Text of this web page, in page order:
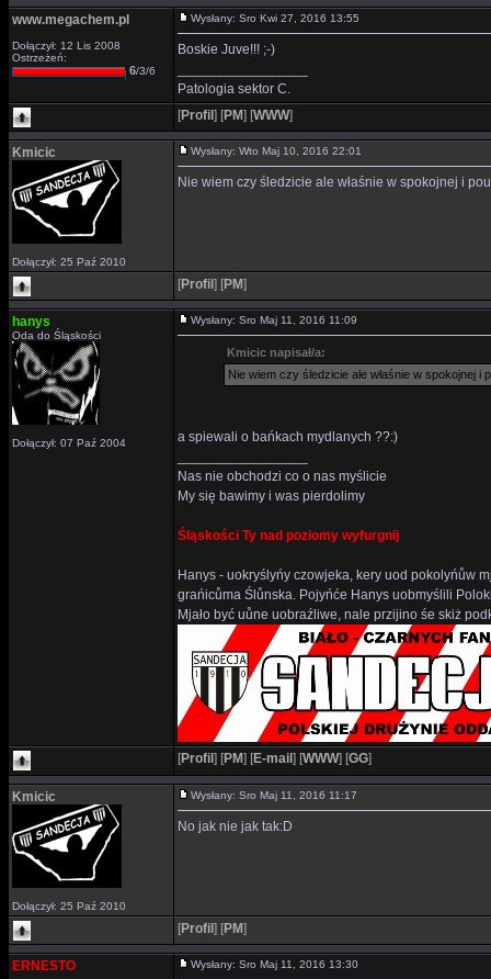
www.megachem.pl
Dołączył: 12 Lis 2008
Ostrzeżeń:
6/3/6
Wysłany: Sro Kwi 27, 2016 13:55
Boskie Juve!!! ;-)
Patologia sektor C.
[Profil ] [PM] [WWW]
Kmicic
Dołączył: 25 Paź 2010
Wysłany: Wto Maj 10, 2016 22:01
Nie wiem czy śledzicie ale właśnie w spokojnej i
[Profil ] [PM]
hanys
Oda do Śląskości
Dołączył: 07 Paź 2004
Wysłany: Sro Maj 11, 2016 11:09
Kmicic napisał/a:
Nie wiem czy śledzicie ale właśnie w spokojnej
a spiewali o bańkach mydlanych ??:)
Nas nie obchodzi co o nas myślicie
My się bawimy i was pierdolimy
Śląskości Ty nad poziomy wyfurgnij
Hanys - uokryślyńy czowjeka, kery uod pokolyńůw
grańicůma Ślůnska. Pojyńće Hanys uobmyślili
Mjało być uůne uobraźliwe, nale przijino śe skiż
[Profil ] [PM] [E-mail ] [WWW] [GG]
Kmicic
Dołączył: 25 Paź 2010
Wysłany: Sro Maj 11, 2016 11:17
No jak nie jak tak:D
[Profil ] [PM]
ERNESTO Wysłany: Sro Maj 11, 2016 13:30